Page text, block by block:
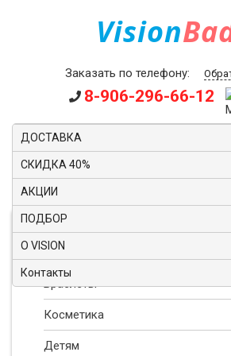
Vision
Искать:
Заказать по телефону:
8-906-296-66-12
ProjectV classic
Классика ДЕМ4Р
Браслеты
Косметика
Детям
ДОСТАВКА
СКИДКА 40%
АКЦИИ
ПОДБОР
О VISION
Контакты